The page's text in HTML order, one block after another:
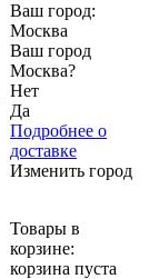
Ваш город:
Москва
Ваш город
Москва?
Нет
Да
Подробнее о
доставке
Изменить город
Товары в
корзине:
корзина пуста